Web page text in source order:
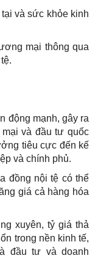
và sức khỏe kinh
mại thông qua
động mạnh, gây ra
và đầu tư quốc
tiêu cực đến kế
và chính phủ.
đồng nội tệ có thể
giá cả hàng hóa
xuyên, tỷ giá thả
trong nền kinh tế,
đầu tư và doanh